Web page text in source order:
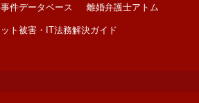
件データベース 離婚弁護士アトム
ト被害・IT法務解決ガイド